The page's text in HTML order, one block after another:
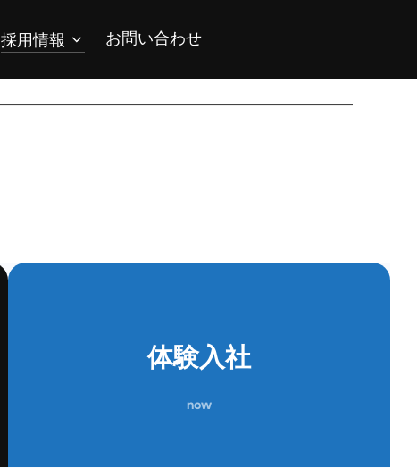
採用情報 お問い合わせ
体験入社
now